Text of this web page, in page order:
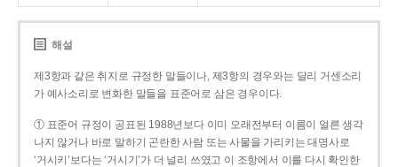
해설
제3항과 같은 취지로 규정한 말들이나, 제3항의 경우와는 달리 거센소리
가 예사소리로 변화한 말들을 표준어로 삼은 경우이다.
① 표준어 규정이 공표된 1988년보다 이미 오래전부터 이름이 얼른 생각
나지 않거나 바로 말하기 곤란한 사람 또는 사물을 가리키는 대명사로
‘거시키’보다는 ‘거시기’가 더 널리 쓰였고 이 조항에서 이를 다시 확인한